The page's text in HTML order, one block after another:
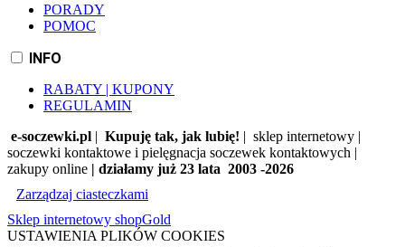
PORADY
POMOC
INFO
RABATY | KUPONY
REGULAMIN
e-soczewki.pl | Kupuję tak, jak lubię! | sklep internetowy |
soczewki kontaktowe i pielęgnacja soczewek kontaktowych |
zakupy online | działamy już 23 lata 2003 -2026
Zarządzaj ciasteczkami
Sklep internetowy shopGold
USTAWIENIA PLIKÓW COOKIES